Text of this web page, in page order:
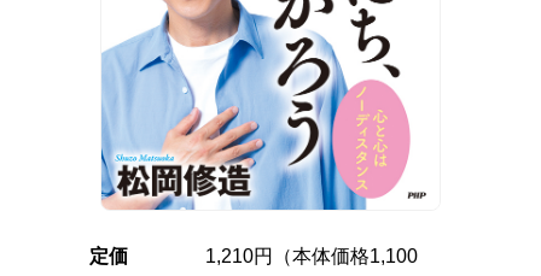
定価
1,210円（本体価格1,100